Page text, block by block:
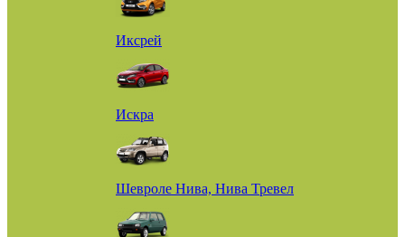
Иксрей
Искра
Шевроле Нива, Нива Тревел